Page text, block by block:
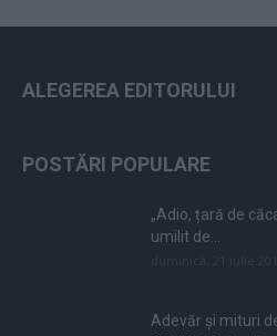
ALEGEREA EDITORULUI
POSTĂRI POPULARE
„Adio, țară de
umilit de...
Adevăr și mituri